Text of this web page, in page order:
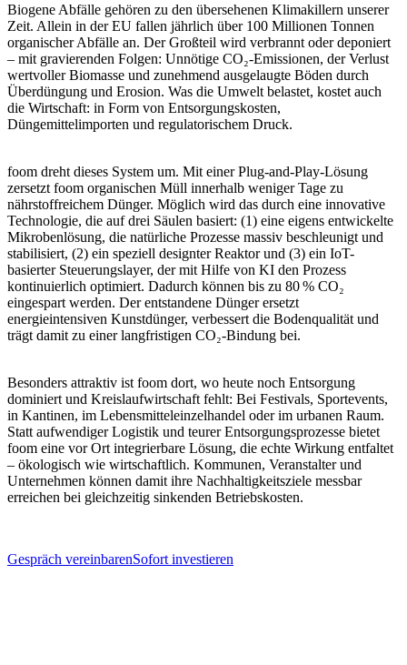
Biogene Abfälle gehören zu den übersehenen Klimakillern unserer
Zeit. Allein in der EU fallen jährlich über 100 Millionen Tonnen
organischer Abfälle an. Der Großteil wird verbrannt oder deponiert
– mit gravierenden Folgen: Unnötige CO₂-Emissionen, der Verlust
wertvoller Biomasse und zunehmend ausgelaugte Böden durch
Überdüngung und Erosion. Was die Umwelt belastet, kostet auch
die Wirtschaft: in Form von Entsorgungskosten,
Düngemittelimporten und regulatorischem Druck.
foom dreht dieses System um. Mit einer Plug-and-Play-Lösung
zersetzt foom organischen Müll innerhalb weniger Tage zu
nährstoffreichem Dünger. Möglich wird das durch eine innovative
Technologie, die auf drei Säulen basiert: (1) eine eigens entwickelte
Mikrobenlösung, die natürliche Prozesse massiv beschleunigt und
stabilisiert, (2) ein speziell designter Reaktor und (3) ein IoT-
basierter Steuerungslayer, der mit Hilfe von KI den Prozess
kontinuierlich optimiert. Dadurch können bis zu 80 % CO₂
eingespart werden. Der entstandene Dünger ersetzt
energieintensiven Kunstdünger, verbessert die Bodenqualität und
trägt damit zu einer langfristigen CO₂-Bindung bei.
Besonders attraktiv ist foom dort, wo heute noch Entsorgung
dominiert und Kreislaufwirtschaft fehlt: Bei Festivals, Sportevents,
in Kantinen, im Lebensmitteleinzelhandel oder im urbanen Raum.
Statt aufwendiger Logistik und teurer Entsorgungsprozesse bietet
foom eine vor Ort integrierbare Lösung, die echte Wirkung entfaltet
– ökologisch wie wirtschaftlich. Kommunen, Veranstalter und
Unternehmen können damit ihre Nachhaltigkeitsziele messbar
erreichen bei gleichzeitig sinkenden Betriebskosten.
Gespräch vereinbarenSofort investieren